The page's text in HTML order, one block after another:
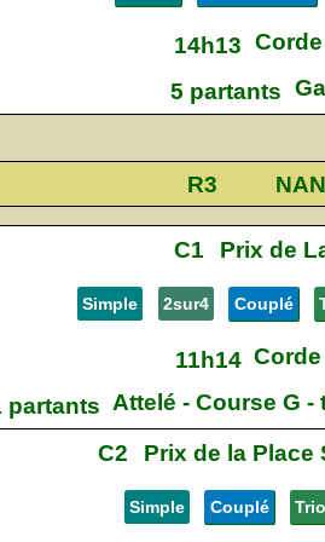
14h13
5 partants
R3
C1 Prix de
Simple 2sur4 Couplé
11h14
partants Attelé - Course G -
C2
Prix de la Place
Simple Couplé Trio